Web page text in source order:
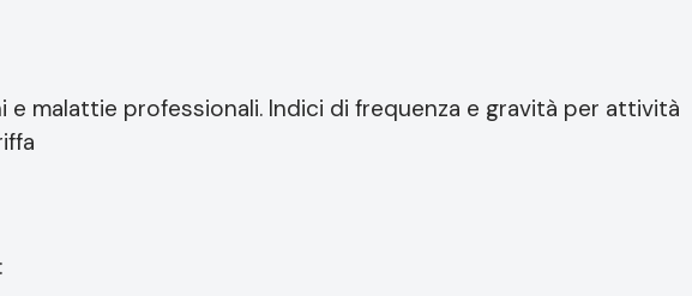
e malattie professionali. Indici di frequenza e gravità per attività